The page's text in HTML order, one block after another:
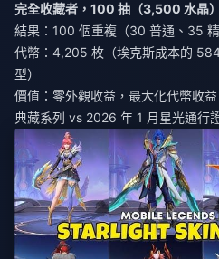
完全收藏者，100 抽（3,500 水晶
結果：100 個重複（30 普通、35
代幣：4,205 枚（埃克斯成本的
型）
價值：零外觀收益，最大化代幣收益
典藏系列 vs 2026 年 1 月星光通行